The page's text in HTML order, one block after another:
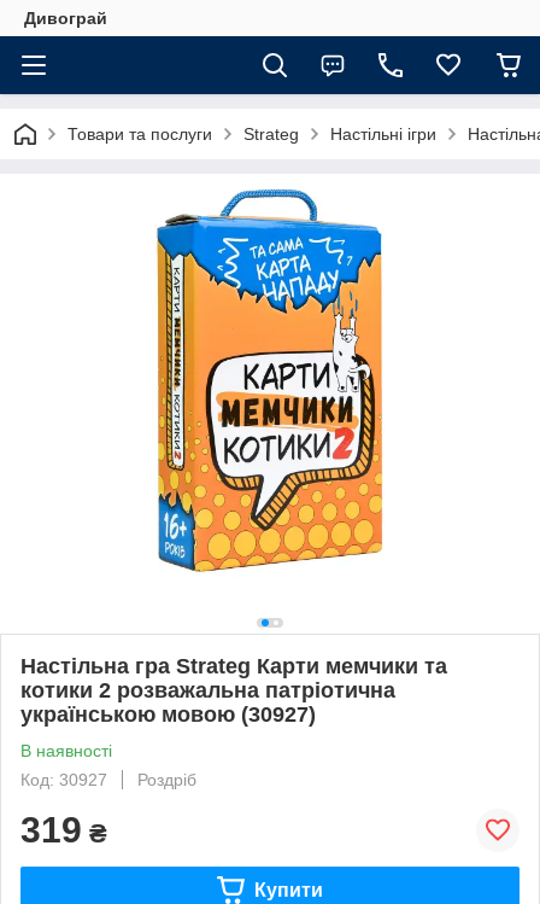
Дивограй
Товари та послуги Strateg Настільні ігри
Настільна гра Strateg Карти мемчики та
котики 2 розважальна патріотична
українською мовою (30927)
В наявності
Код: 30927
Роздріб
319 ₴
Купити